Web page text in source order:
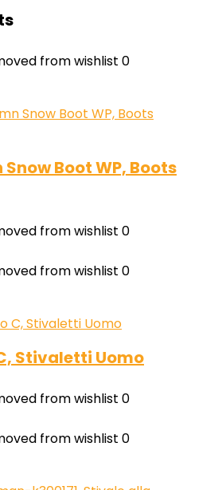
from wishlist 0
Snow Boot WP, Boots
from wishlist 0
from wishlist 0
Stivaletti Uomo
from wishlist 0
from wishlist 0